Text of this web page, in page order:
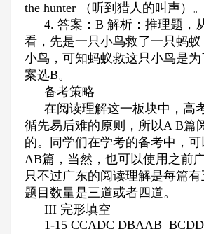
the hunter
（听到猎人的叫声）。
4. 答案： B 解析：推理题，
看，先是一只小鸟救了一只蚂
小鸟，可知蚂蚁救这只小鸟是
案选B。
备考策略
在阅读理解这一板块中，高
循先易后难的原则，所以A B篇
的。同学们在学考的备考中，
AB篇，当然，也可以使用之前
只不过广东的阅读理解是每篇
题目数量是三道或者四道。
III 完形填空
1-15 CCADC DBAAB